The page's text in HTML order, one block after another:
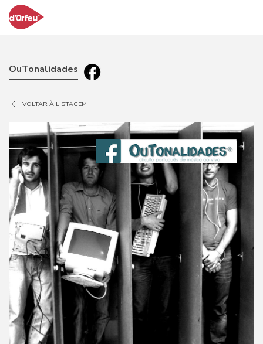
OuTonalidades
VOLTAR À LISTAGEM